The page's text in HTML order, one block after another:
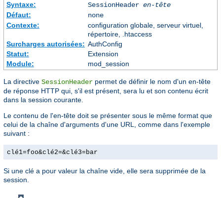
Syntaxe:
SessionHeader en-tête
Défaut:
none
Contexte:
configuration globale, serveur virtuel,
répertoire, .htaccess
Surcharges autorisées: AuthConfig
Statut:
Extension
Module:
mod_session
La directive SessionHeader permet de définir le nom d'un en-tête
de réponse HTTP qui, s'il est présent, sera lu et son contenu écrit
dans la session courante.
Le contenu de l'en-tête doit se présenter sous le même format que
celui de la chaîne d'arguments d'une URL, comme dans l'exemple
suivant :
clé1=foo&clé2=&clé3=bar
Si une clé a pour valeur la chaîne vide, elle sera supprimée de la
session.